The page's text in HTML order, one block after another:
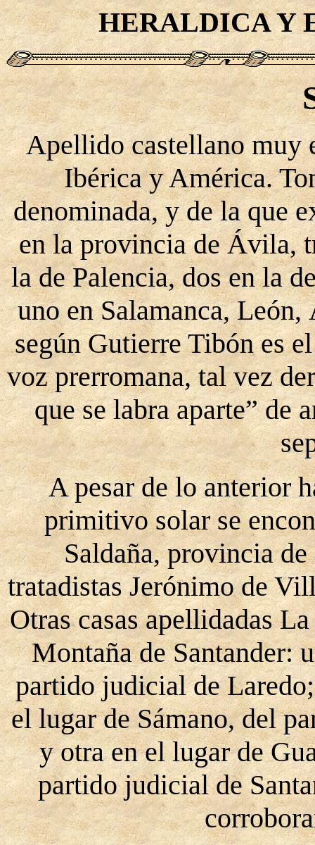
HERALDICA Y
Apellido castellano muy
Ibérica y América.
denominada, y de la que
en la provincia de Ávila,
la de Palencia, dos en la
uno en Salamanca,
según Gutierre Tibón es
voz prerromana, tal vez
que se labra aparte” de
A pesar de lo anterior
primitivo solar se
Saldaña, provincia
tratadistas Jerónimo de
Otras casas apellidadas
Montaña de Santander:
partido judicial de
el lugar de Sámano, del
y otra en el lugar de
partido judicial de